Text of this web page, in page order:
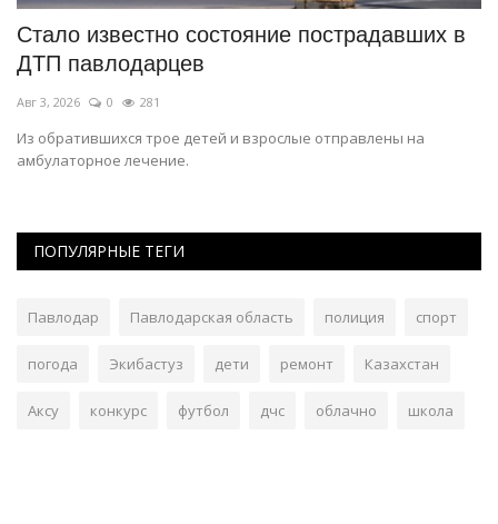
Стало известно состояние пострадавших в
ДТП павлодарцев
Авг 3, 2026 0 281
Из обратившихся трое детей и взрослые отправлены на
амбулаторное лечение.
ПОПУЛЯРНЫЕ ТЕГИ
Павлодар Павлодарская область полиция спорт
погода Экибастуз дети ремонт Казахстан
Аксу конкурс футбол дчс облачно школа